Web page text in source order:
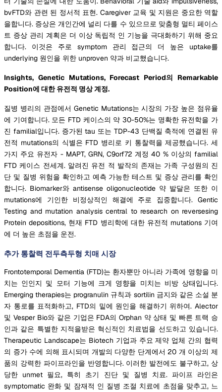
bvFTD와 관련 된 정서적 표현. Caregiver 교육 및 지원은 중요한 역할
을합니다. 증상은 개인간에 널리 다를 수 있으므로 맞춤형 멀티 페이스
트 증상 관리 계획은 더 이상 독립적 인 기능을 극대화하기 위해 중요
합니다. 이것은 주로 symptom 관리 접근의 더 높은 uptake를
underlying 원인을 위한 unproven 약과 비교했습니다.
Insights, Genetic Mutations, Forecast Period의 Remarkable
Position에 대한 유전적 명상 계정.
질병 병리의 관점에서 Genetic Mutations는 시장의 가장 높은 점유율
에 기여합니다. 모든 FTD 케이스의 약 30-50%는 명확한 유전학을 가
진 familial입니다. 증가된 tau 또는 TDP-43 단백질 축적에 연결된 유
전적 mutations의 식별은 FTD 병리로 키 통찰력을 제공했습니다. 세
가지 주요 유전자 - MAPT, GRN, C9orf72 계정 40 % 이상의 familial
FTD 케이스 전세계. 알려진 유전 적 발작의 존재는 가족 구성원의 진
단 및 질병 위험을 확인하고 예측 가능한 테스트 및 증상 관리를 확인
합니다. Biomarker와 antisense oligonucleotide 약 발달은 또한 이
mutations에 기인한 비정상적인 해결에 주로 집중합니다. Gentic
Testing and mutation analysis central to research on reversesing
Protein depositions, 현재 FTD 병리학에 대한 유전적 mutations 기여
에 더 높은 초점을 운전.
추가 통찰력 전두측두형 치매 시장
Frontotemporal Dementia (FTD)는 환자뿐만 아니라 가족에 영향을 미
치는 인인지 및 모터 기능에 크게 영향을 미치는 비방 상태입니다.
Emerging therapies는 progranulin 규칙과 sortilin 금지와 같은 소설 분
자 통로를 표적화하고, FTD의 밑에 원인을 해결하기 위하여. Alector
및 Vesper Bio와 같은 기업은 FDA의 Orphan 약 상태 및 빠른 트랙 승
인과 같은 특별한 지적을받은 혁신적인 치료법을 선도하고 있습니다.
Therapeutic Landscape는 Biotech 기업과 주요 제약 업체 간의 협력
의 증가 수에 의해 표시되며 개발의 다양한 단계에서 20 개 이상의 제
품의 강력한 파이프라인을 반영합니다. 이러한 발전에도 불구하고, 상
당한 unmet 필요, 특히 초기 진단 및 질병 치료. 파이프 라인은
symptomatic 완화 및 잠재적 인 질병 조절 치료에 초점을 맞추고, 느